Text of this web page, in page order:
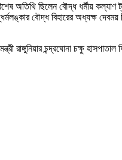
অতিথি ছিলেন বৌদ্ধ ধর্মীয় কল্যাণ
বৌদ্ধ বিহারের অধ্যক্ষ দেবময়
রাঙ্গুনিয়ার চন্দ্রঘোনা চক্ষু